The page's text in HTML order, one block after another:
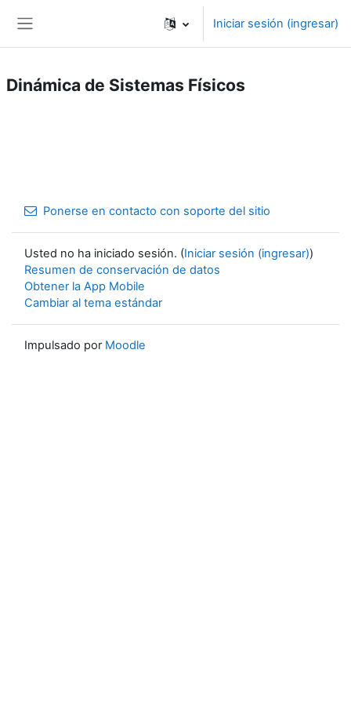
Iniciar sesión (ingresar)
Dinámica de Sistemas Físicos
Ponerse en contacto con soporte del sitio
Usted no ha iniciado sesión. (Iniciar sesión (ingresar))
Resumen de conservación de datos
Obtener la App Mobile
Cambiar al tema estándar
Impulsado por Moodle